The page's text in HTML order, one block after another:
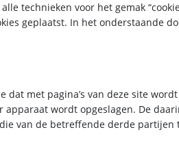
technieken voor het gemak
geplaatst. In het onderstaande
dat met pagina’s van deze site
wordt opgeslagen. De
van de betreffende derde